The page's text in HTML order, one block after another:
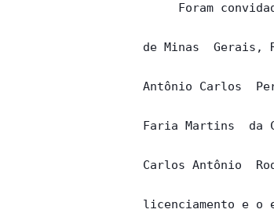
Foram
de Minas  Gerais,
Antônio Carlos
Faria Martins  da
Carlos Antônio
licenciamento e o